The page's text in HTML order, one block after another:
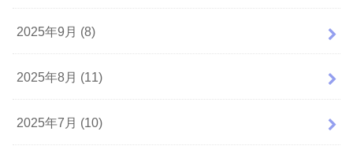
2025年9月 (8)
2025年8月 (11)
2025年7月 (10)